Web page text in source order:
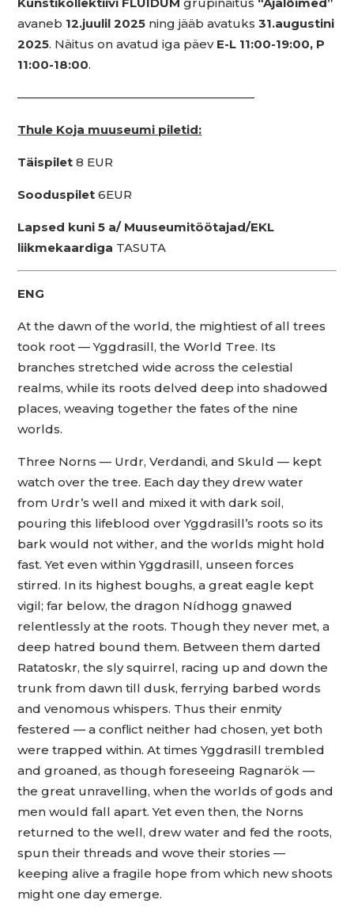
avaneb 12.juulil 2025 ning jääb avatuks31.augustini
2025. Näitus on avatud iga päev E-L 11:00-19:00, P
11:00-18:00.
————————————————————
Thule Koja muuseumi piletid:
Täispilet 8 EUR
Sooduspilet 6EUR
Lapsed kuni 5 a/ Muuseumitöötajad/EKL
liikmekaardiga TASUTA
ENG
At the dawn of the world, the mightiest of all trees
took root — Yggdrasill, the World Tree. Its
branches stretched wide across the celestial
realms, while its roots delved deep into shadowed
places, weaving together the fates of the nine
worlds.
Three Norns — Urdr, Verdandi, and Skuld — kept
watch over the tree. Each day they drew water
from Urdr’s well and mixed it with dark soil,
pouring this lifeblood over Yggdrasill’s roots so its
bark would not wither, and the worlds might hold
fast. Yet even within Yggdrasill, unseen forces
stirred. In its highest boughs, a great eagle kept
vigil; far below, the dragon Nídhogg gnawed
relentlessly at the roots. Though they never met, a
deep hatred bound them. Between them darted
Ratatoskr, the sly squirrel, racing up and down the
trunk from dawn till dusk, ferrying barbed words
and venomous whispers. Thus their enmity
festered — a conflict neither had chosen, yet both
were trapped within. At times Yggdrasill trembled
and groaned, as though foreseeing Ragnarök —
the great unravelling, when the worlds of gods and
men would fall apart. Yet even then, the Norns
returned to the well, drew water and fed the roots,
spun their threads and wove their stories —
keeping alive a fragile hope from which new shoots
might one day emerge.